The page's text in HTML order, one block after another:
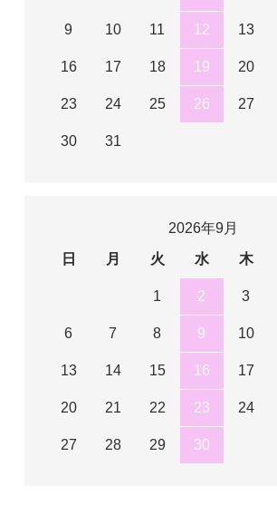
9 10 11 12 13
16 17 18 19 20
23 24 25 26 27
30 31
2026年9月
日
月 火 水 木
1 2 3
6 7 8 9 10
13 14 15 16 17
20 21 22 23 24
27 28 29 30